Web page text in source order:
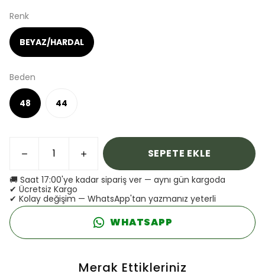
Renk
BEYAZ/HARDAL
Beden
48 44
SEPETE EKLE
🚚 Saat 17:00'ye kadar sipariş ver — aynı gün kargoda
✔ Ücretsiz Kargo
✔ Kolay değişim — WhatsApp'tan yazmanız yeterli
WHATSAPP
Merak Ettikleriniz